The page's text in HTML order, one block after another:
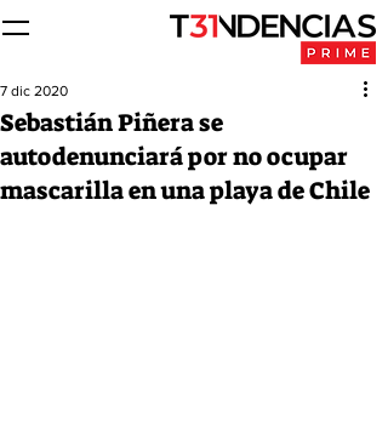
Sebastián Piñera se
autodenunciará por no ocupar
mascarilla en una playa de Chile
7 dic 2020